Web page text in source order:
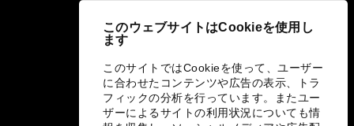
このウェブサイトはCookieを使用し
ます
このサイトではCookieを使って、ユーザー
に合わせたコンテンツや広告の表示、トラ
フィックの分析を行っています。またユー
ザーによるサイトの利用状況についても情